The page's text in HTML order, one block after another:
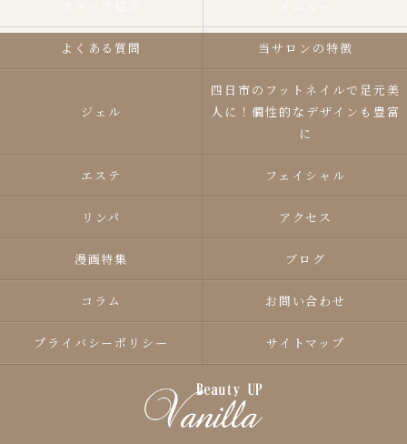
よくある質問 当サロンの特徴
ジェル
四日市のフットネイルで足元美
人に！個性的なデザインも豊富
に
エステ フェイシャル
リンパ アクセス
漫画特集 ブログ
コラム お問い合わせ
プライバシーポリシー サイトマップ